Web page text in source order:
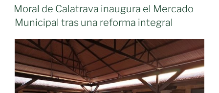
EL
Moral de Calatrava inaugura el Mercado
Municipal tras una reforma integral